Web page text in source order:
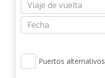
Puertos alternativos